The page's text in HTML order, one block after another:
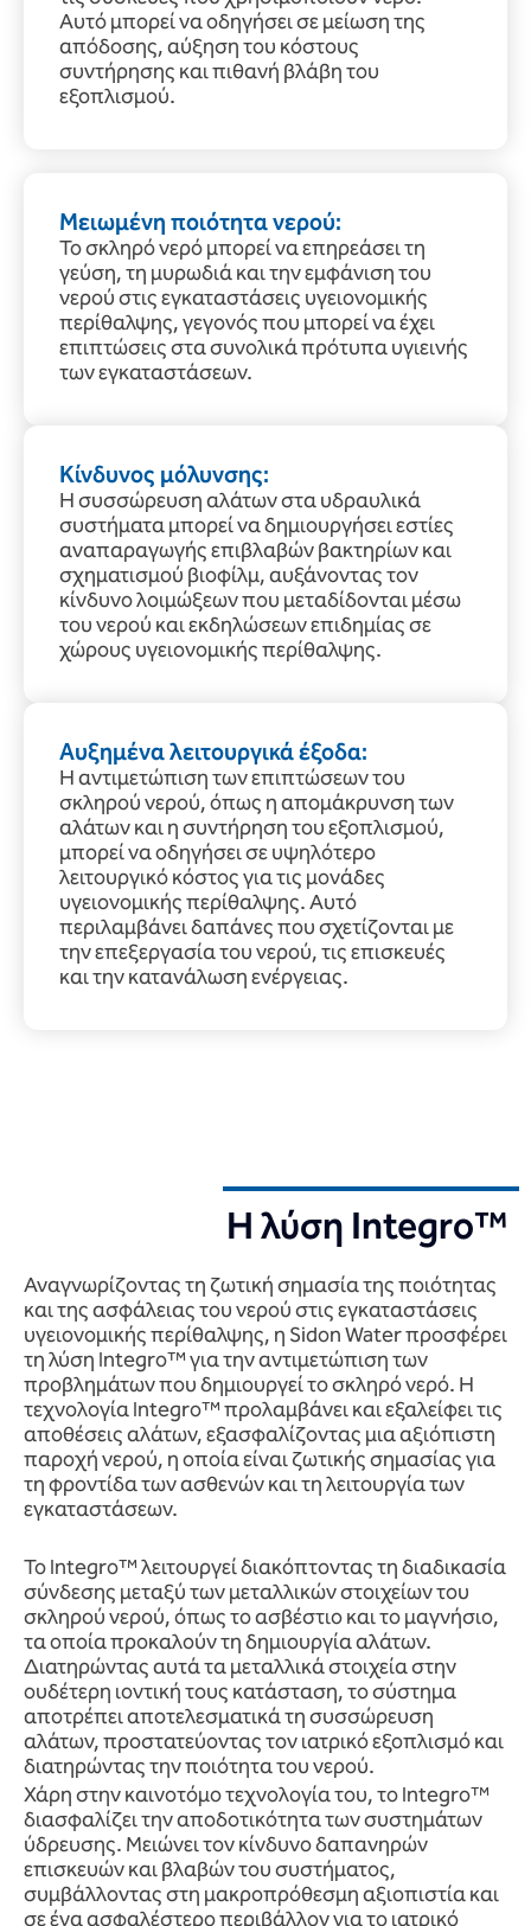
Αυτό μπορεί να οδηγήσει σε μείωση της
απόδοσης, αύξηση του κόστους
συντήρησης και πιθανή βλάβη του
εξοπλισμού.
Μειωμένη ποιότητα νερού:
Το σκληρό νερό μπορεί να επηρεάσει τη
γεύση, τη μυρωδιά και την εμφάνιση του
νερού στις εγκαταστάσεις υγειονομικής
περίθαλψης, γεγονός που μπορεί να έχει
επιπτώσεις στα συνολικά πρότυπα υγιεινής
των εγκαταστάσεων.
Κίνδυνος μόλυνσης:
Η συσσώρευση αλάτων στα υδραυλικά
συστήματα μπορεί να δημιουργήσει εστίες
αναπαραγωγής επιβλαβών βακτηρίων και
σχηματισμού βιοφίλμ, αυξάνοντας τον
κίνδυνο λοιμώξεων που μεταδίδονται μέσω
του νερού και εκδηλώσεων επιδημίας σε
χώρους υγειονομικής περίθαλψης.
Αυξημένα λειτουργικά έξοδα:
Η αντιμετώπιση των επιπτώσεων του
σκληρού νερού, όπως η απομάκρυνση των
αλάτων και η συντήρηση του εξοπλισμού,
μπορεί να οδηγήσει σε υψηλότερο
λειτουργικό κόστος για τις μονάδες
υγειονομικής περίθαλψης. Αυτό
περιλαμβάνει δαπάνες που σχετίζονται με
την επεξεργασία του νερού, τις επισκευές
και την κατανάλωση ενέργειας.
Η λύση Integro™
Αναγνωρίζοντας τη ζωτική σημασία της ποιότητας
και της ασφάλειας του νερού στις εγκαταστάσεις
υγειονομικής περίθαλψης, η Sidon Water προσφέρει
τη λύση Integro™ για την αντιμετώπιση των
προβλημάτων που δημιουργεί το σκληρό νερό. Η
τεχνολογία Integro™ προλαμβάνει και εξαλείφει τις
αποθέσεις αλάτων, εξασφαλίζοντας μια αξιόπιστη
παροχή νερού, η οποία είναι ζωτικής σημασίας για
τη φροντίδα των ασθενών και τη λειτουργία των
εγκαταστάσεων.
Το Integro™ λειτουργεί διακόπτοντας τη διαδικασία
σύνδεσης μεταξύ των μεταλλικών στοιχείων του
σκληρού νερού, όπως το ασβέστιο και το μαγνήσιο,
τα οποία προκαλούν τη δημιουργία αλάτων.
Διατηρώντας αυτά τα μεταλλικά στοιχεία στην
ουδέτερη ιοντική τους κατάσταση, το σύστημα
αποτρέπει αποτελεσματικά τη συσσώρευση
αλάτων, προστατεύοντας τον ιατρικό εξοπλισμό και
διατηρώντας την ποιότητα του νερού.
Χάρη στην καινοτόμο τεχνολογία του, το Integro™
διασφαλίζει την αποδοτικότητα των συστημάτων
ύδρευσης. Μειώνει τον κίνδυνο δαπανηρών
επισκευών και βλαβών του συστήματος,
συμβάλλοντας στη μακροπρόθεσμη αξιοπιστία και